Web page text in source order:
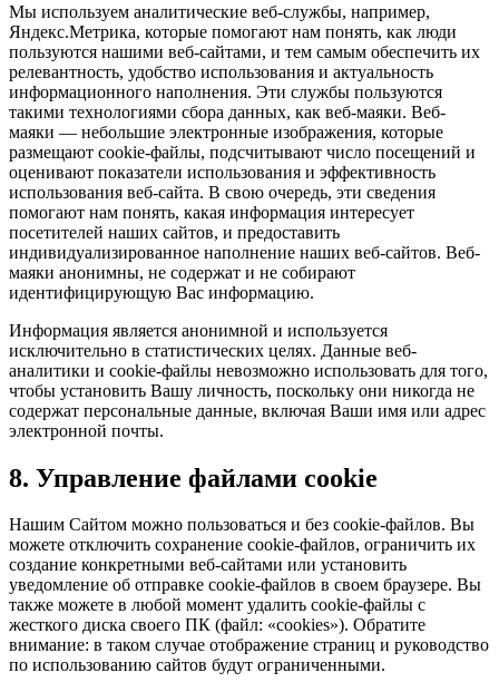
Мы используем аналитические веб-службы, например,
Яндекс.Метрика, которые помогают нам понять, как люди
пользуются нашими веб-сайтами, и тем самым обеспечить их
релевантность, удобство использования и актуальность
информационного наполнения. Эти службы пользуются
такими технологиями сбора данных, как веб-маяки. Веб-
маяки — небольшие электронные изображения, которые
размещают cookie-файлы, подсчитывают число посещений и
оценивают показатели использования и эффективность
использования веб-сайта. В свою очередь, эти сведения
помогают нам понять, какая информация интересует
посетителей наших сайтов, и предоставить
индивидуализированное наполнение наших веб-сайтов. Веб-
маяки анонимны, не содержат и не собирают
идентифицирующую Вас информацию.
Информация является анонимной и используется
исключительно в статистических целях. Данные веб-
аналитики и cookie-файлы невозможно использовать для того,
чтобы установить Вашу личность, поскольку они никогда не
содержат персональные данные, включая Ваши имя или адрес
электронной почты.
8. Управление файлами cookie
Нашим Сайтом можно пользоваться и без cookie-файлов. Вы
можете отключить сохранение cookie-файлов, ограничить их
создание конкретными веб-сайтами или установить
уведомление об отправке cookie-файлов в своем браузере. Вы
также можете в любой момент удалить cookie-файлы с
жесткого диска своего ПК (файл: «cookies»). Обратите
внимание: в таком случае отображение страниц и руководство
по использованию сайтов будут ограниченными.